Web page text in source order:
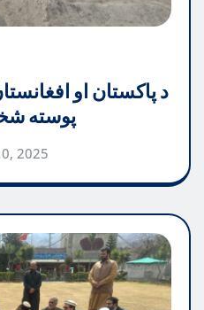
د پاکستان او
پوسته
2025